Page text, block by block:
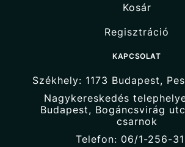
Kosár
Regisztráció
KAPCSOLAT
Székhely: 1173 Budapest,
Nagykereskedés
Budapest, Bogáncsvirág
csarnok
Telefon: 06/1-256-